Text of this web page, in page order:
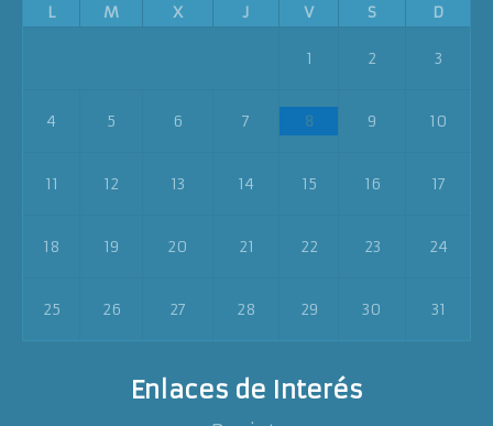
L M X J V S D
1 2 3
4 5 6 7 8 9 10
11 12 13 14 15 16 17
18 19 20 21 22 23 24
25 26 27 28 29 30 31
Enlaces de Interés